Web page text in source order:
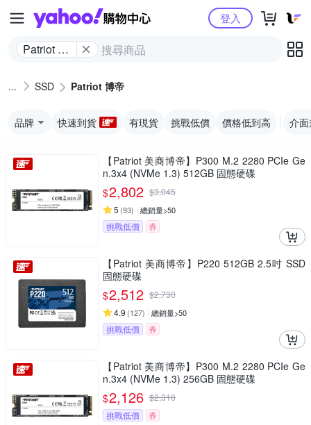
Yahoo購物中心
Patriot 博
登入
SSD Patriot 博帝
品牌 快速到貨 有現貨 挑戰低價 價格低到高 介
【Patriot 美商博帝】P300 M.2 2280 PCIe Ge
n.3x4 (NVMe 1.3) 512GB 固態硬碟
$2,802 $3,045
5 (93) 總銷量>50
挑戰低價 券
【Patriot 美商博帝】P220 512GB 2.5吋 SSD
固態硬碟
$2,512 $2,730
4.9 (127) 總銷量>50
挑戰低價 券
【Patriot 美商博帝】P300 M.2 2280 PCIe Ge
n.3x4 (NVMe 1.3) 256GB 固態硬碟
$2,126 $2,310
挑戰低價
券